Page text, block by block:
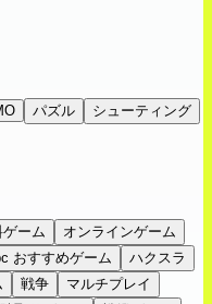
パズル
シューティング
ーム
オンラインゲーム
おすすめゲーム
ハクスラ
戦争
マルチプレイ